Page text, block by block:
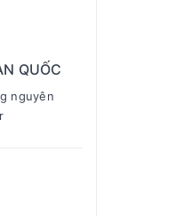
QUỐC
nguyên